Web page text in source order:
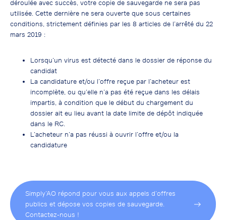
déroulée avec succès, votre copie de sauvegarde ne sera pas
utilisée. Cette dernière ne sera ouverte que sous certaines
conditions, strictement définies par les 8 articles de l’arrêté du 22
mars 2019 :
Lorsqu’un virus est détecté dans le dossier de réponse du
candidat
La candidature et/ou l’offre reçue par l’acheteur est
incomplète, ou qu’elle n’a pas été reçue dans les délais
impartis, à condition que le début du chargement du
dossier ait eu lieu avant la date limite de dépôt indiquée
dans le RC.
L’acheteur n’a pas réussi à ouvrir l’offre et/ou la
candidature
Simply’AO répond pour vous aux appels d’offres
publics et dépose vos copies de sauvegarde.
Contactez-nous !